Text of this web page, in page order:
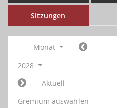
Sitzungen
Monat
2028
Aktuell
Gremium auswählen